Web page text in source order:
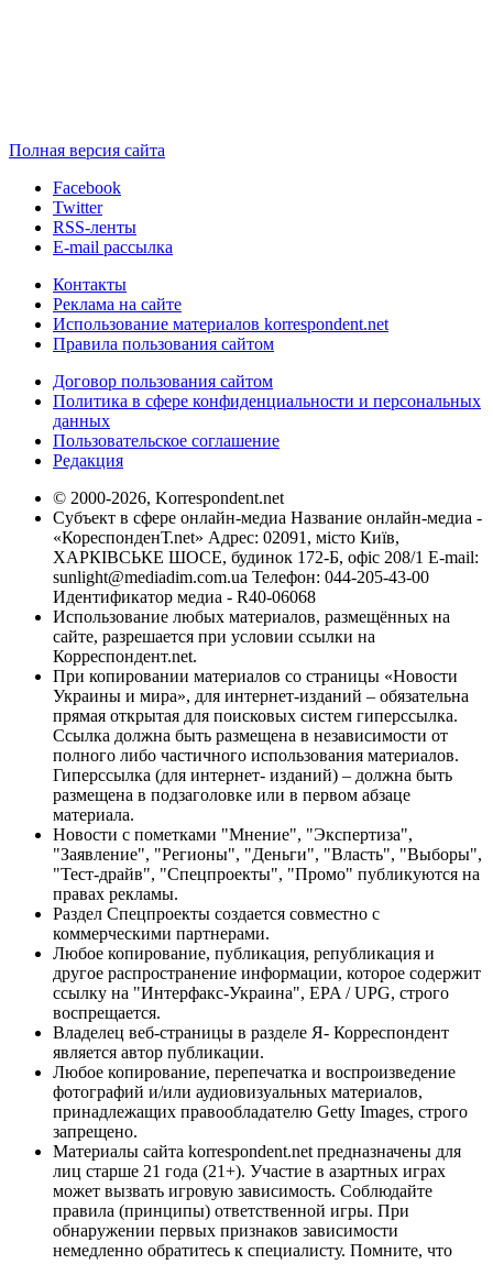
Полная версия сайта
Facebook
Twitter
RSS-ленты
E-mail рассылка
Контакты
Реклама на сайте
Использование материалов korrespondent.net
Правила пользования сайтом
Договор пользования сайтом
Политика в сфере конфиденциальности и персональных
данных
Пользовательское соглашение
Редакция
© 2000-2026, Korrespondent.net
Субъект в сфере онлайн-медиа Название онлайн-медиа -
«КореспонденТ.net» Адрес: 02091, місто Київ,
ХАРКІВСЬКЕ ШОСЕ, будинок 172-Б, офіс 208/1 E-mail:
sunlight@mediadim.com.ua Телефон: 044-205-43-00
Идентификатор медиа - R40-06068
Использование любых материалов, размещённых на
сайте, разрешается при условии ссылки на
Корреспондент.net.
При копировании материалов со страницы «Новости
Украины и мира», для интернет-изданий – обязательна
прямая открытая для поисковых систем гиперссылка.
Ссылка должна быть размещена в независимости от
полного либо частичного использования материалов.
Гиперссылка (для интернет- изданий) – должна быть
размещена в подзаголовке или в первом абзаце
материала.
Новости с пометками "Мнение", "Экспертиза",
"Заявление", "Регионы", "Деньги", "Власть", "Выборы",
"Тест-драйв", "Спецпроекты", "Промо" публикуются на
правах рекламы.
Раздел Спецпроекты создается совместно с
коммерческими партнерами.
Любое копирование, публикация, републикация и
другое распространение информации, которое содержит
ссылку на "Интерфакс-Украина", EPA / UPG, строго
воспрещается.
Владелец веб-страницы в разделе Я- Корреспондент
является автор публикации.
Любое копирование, перепечатка и воспроизведение
фотографий и/или аудиовизуальных материалов,
принадлежащих правообладателю Getty Images, строго
запрещено.
Материалы сайта korrespondent.net предназначены для
лиц старше 21 года (21+). Участие в азартных играх
может вызвать игровую зависимость. Соблюдайте
правила (принципы) ответственной игры. При
обнаружении первых признаков зависимости
немедленно обратитесь к специалисту. Помните, что